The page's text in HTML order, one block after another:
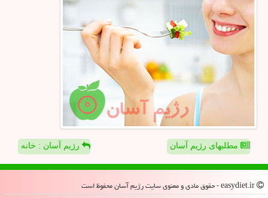
مطلبهای رژیم آسان رژیم آسان : خانه